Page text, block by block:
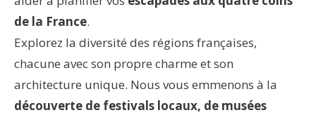
de la France.
Explorez la diversité des régions françaises,
chacune avec son propre charme et son
architecture unique. Nous vous emmenons à la
découverte de festivals locaux, de musées